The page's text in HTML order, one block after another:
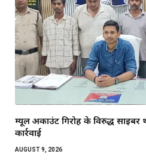
म्यूल अकाउंट गिरोह के विरुद्ध साइबर
कार्रवाई
AUGUST 9, 2026